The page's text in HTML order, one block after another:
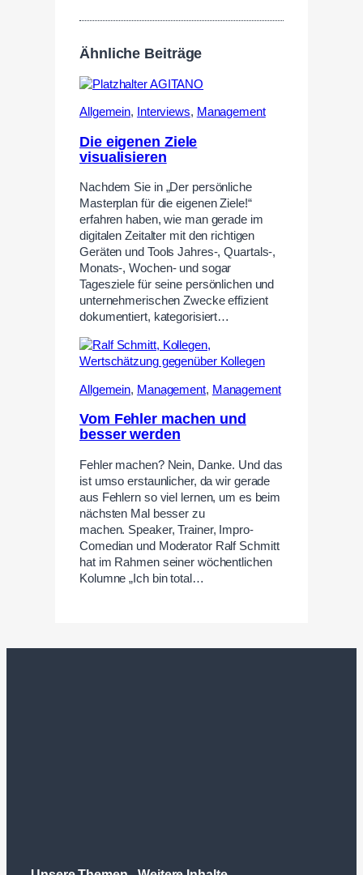
Ähnliche Beiträge
Allgemein, Interviews, Management
Die eigenen Ziele
visualisieren
Nachdem Sie in „Der persönliche
Masterplan für die eigenen Ziele!“
erfahren haben, wie man gerade im
digitalen Zeitalter mit den richtigen
Geräten und Tools Jahres-, Quartals-,
Monats-, Wochen- und sogar
Tagesziele für seine persönlichen und
unternehmerischen Zwecke effizient
dokumentiert, kategorisiert…
Allgemein, Management, Management
Vom Fehler machen und
besser werden
Fehler machen? Nein, Danke. Und das
ist umso erstaunlicher, da wir gerade
aus Fehlern so viel lernen, um es beim
nächsten Mal besser zu
machen. Speaker, Trainer, Impro-
Comedian und Moderator Ralf Schmitt
hat im Rahmen seiner wöchentlichen
Kolumne „Ich bin total…